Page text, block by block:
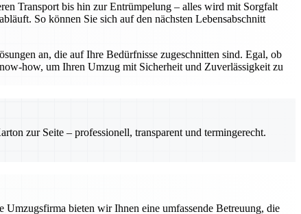
Transport bis hin zur Entrümpelung – alles wird mit Sorgfalt
So können Sie sich auf den nächsten Lebensabschnitt
an, die auf Ihre Bedürfnisse zugeschnitten sind. Egal, ob
how, um Ihren Umzug mit Sicherheit und Zuverlässigkeit zu
zur Seite – professionell, transparent und termingerecht.
bieten wir Ihnen eine umfassende Betreuung, die